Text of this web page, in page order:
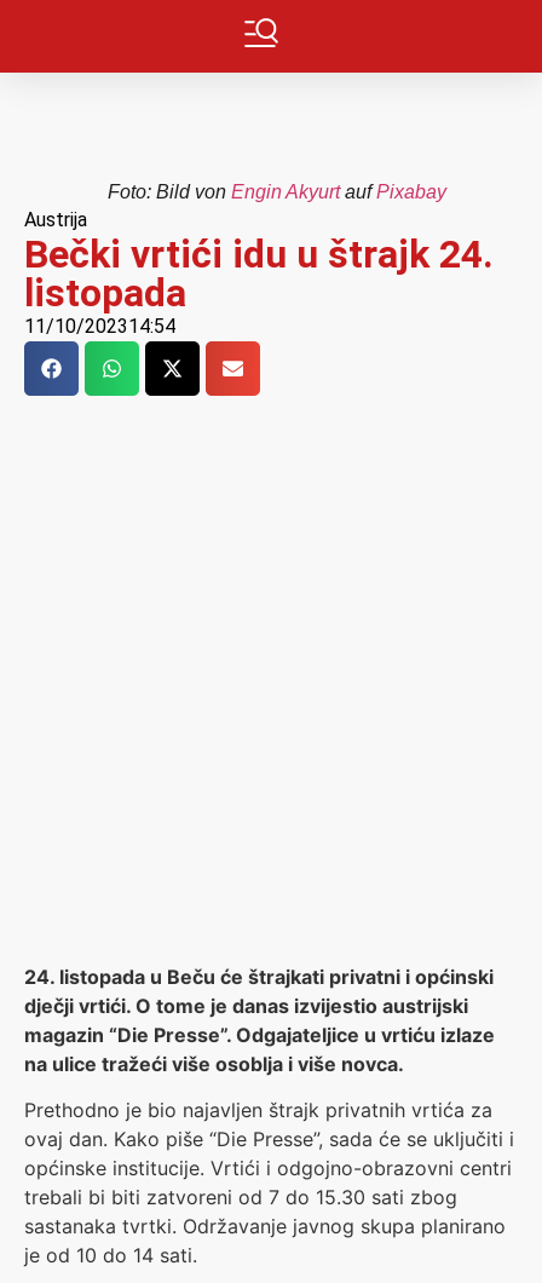
Foto: Bild von Engin AkyurtaufPixabay
Austrija
Bečki vrtići idu u štrajk 24.
listopada
11/10/202314:54
24. listopada u Beču će štrajkati privatni i općinski
dječji vrtići. O tome je danas izvijestio austrijski
magazin “Die Presse”. Odgajateljice u vrtiću izlaze
na ulice tražeći više osoblja i više novca.
Prethodno je bio najavljen štrajk privatnih vrtića za
ovaj dan. Kako piše “Die Presse”, sada će se uključiti i
općinske institucije. Vrtići i odgojno-obrazovni centri
trebali bi biti zatvoreni od 7 do 15.30 sati zbog
sastanaka tvrtki. Održavanje javnog skupa planirano
je od 10 do 14 sati.